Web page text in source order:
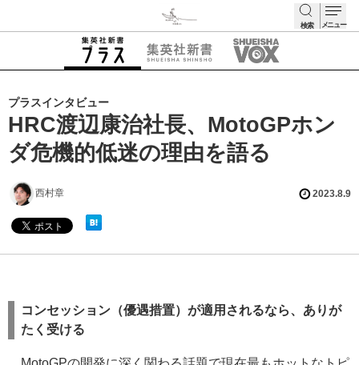
検索 メニュー
プラスインタビュー
HRC渡辺康治社長、MotoGPホン
ダ危機的低迷の理由を語る
西村章 2023.8.9
コンセッション（優遇措置）が適用されるなら、ありが
たく受ける